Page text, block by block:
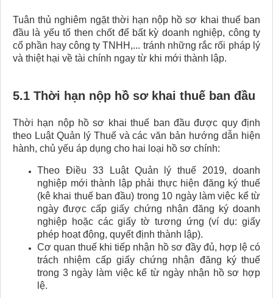
Tuân thủ nghiêm ngặt thời hạn nộp hồ sơ khai thuế ban
đầu là yếu tố then chốt để bất kỳ doanh nghiệp, công ty
cổ phần hay công ty TNHH,... tránh những rắc rối pháp lý
và thiệt hại về tài chính ngay từ khi mới thành lập.
5.1 Thời hạn nộp hồ sơ khai thuế ban đầu
Thời hạn nộp hồ sơ khai thuế ban đầu được quy định
theo Luật Quản lý Thuế và các văn bản hướng dẫn hiện
hành, chủ yếu áp dụng cho hai loại hồ sơ chính:
Theo Điều 33 Luật Quản lý thuế 2019, doanh
nghiệp mới thành lập phải thực hiện đăng ký thuế
(kê khai thuế ban đầu) trong 10 ngày làm việc kể từ
ngày được cấp giấy chứng nhận đăng ký doanh
nghiệp hoặc các giấy tờ tương ứng (ví dụ: giấy
phép hoạt động, quyết định thành lập).
Cơ quan thuế khi tiếp nhận hồ sơ đầy đủ, hợp lệ có
trách nhiệm cấp giấy chứng nhận đăng ký thuế
trong 3 ngày làm việc kể từ ngày nhận hồ sơ hợp
lệ.